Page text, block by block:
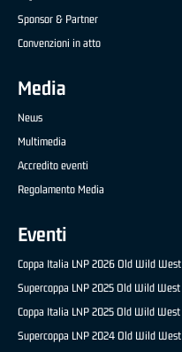
Sponsor & Partner
Convenzioni in atto
Media
News
Multimedia
Accredito eventi
Regolamento Media
Eventi
Coppa Italia LNP 2026 Old Wild West
Supercoppa LNP 2025 Old Wild West
Coppa Italia LNP 2025 Old Wild West
Supercoppa LNP 2024 Old Wild West